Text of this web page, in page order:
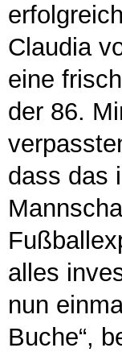
Claudia
eine
der 86.
dass das
alles
nun
Buche“,